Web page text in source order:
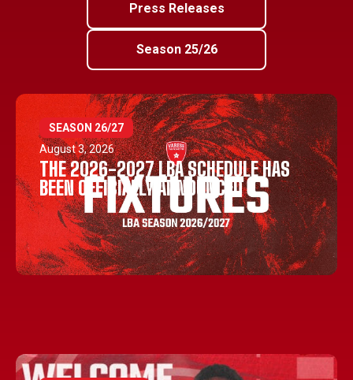
Press Releases
Season 25/26
SEASON 26/27
August 3, 2026
THE 2026-2027 LBA SCHEDULE HAS
BEEN OFFICIALLY ANNOUNCED